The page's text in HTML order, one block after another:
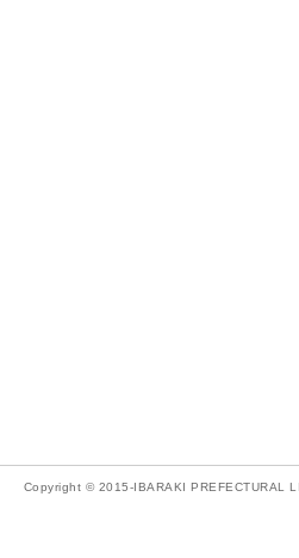
Copyright © 2015-IBARAKI PREFECTURAL